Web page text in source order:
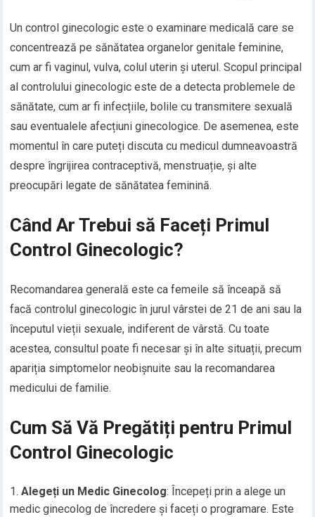
Un control ginecologic este o examinare medicală care se
concentrează pe sănătatea organelor genitale feminine,
cum ar fi vaginul, vulva, colul uterin și uterul. Scopul principal
al controlului ginecologic este de a detecta problemele de
sănătate, cum ar fi infecțiile, bolile cu transmitere sexuală
sau eventualele afecțiuni ginecologice. De asemenea, este
momentul în care puteți discuta cu medicul dumneavoastră
despre îngrijirea contraceptivă, menstruație, și alte
preocupări legate de sănătatea feminină.
Când Ar Trebui să Faceți Primul
Control Ginecologic?
Recomandarea generală este ca femeile să înceapă să
facă controlul ginecologic în jurul vârstei de 21 de ani sau la
începutul vieții sexuale, indiferent de vârstă. Cu toate
acestea, consultul poate fi necesar și în alte situații, precum
apariția simptomelor neobișnuite sau la recomandarea
medicului de familie.
Cum Să Vă Pregătiți pentru Primul
Control Ginecologic
Alegeți un Medic Ginecolog: Începeți prin a alege un
medic ginecolog de încredere și faceți o programare. Este